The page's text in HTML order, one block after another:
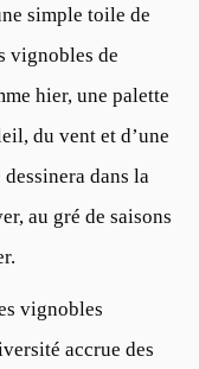
simple toile de
vignobles de
hier, une palette
du vent et d’une
dans la
au gré de saisons
vignobles
accrue des